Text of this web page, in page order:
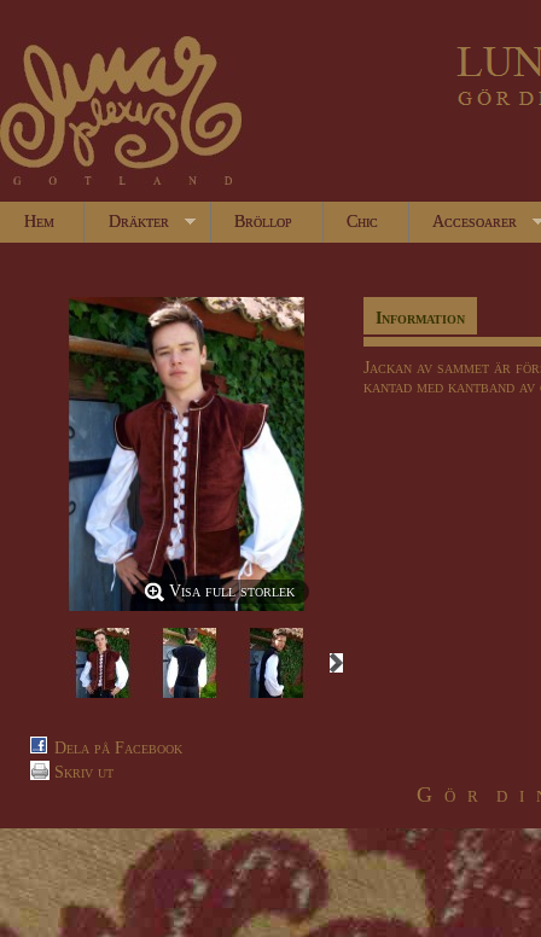
Hem Dräkter Bröllop Chic Accesoarer
Visa full storlek
Dela på Facebook
Skriv ut
Information
Jackan av sammet är
kantad med kantband
G ö r d i